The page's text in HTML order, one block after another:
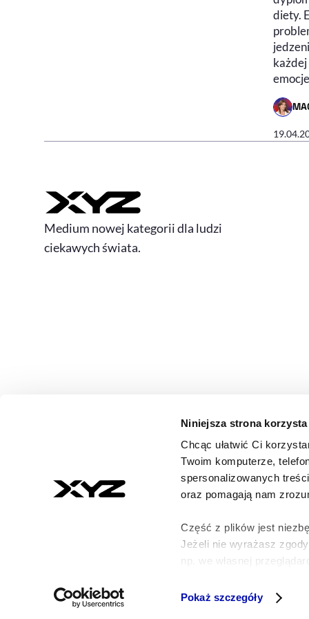
Niniejsza strona
Chcąc ułatwić Ci
Twoim komputerze,
spersonalizowanych
oraz pomagają nam
Część z plików jest
Jeżeli nie wyrażasz
np. we własnej
Szczegółowe informacje
Pokaż szczegóły
diety.
-
Medium nowej kategorii dla ludzi
ciekawych świata.
© 2026 XYZ. Wszystkie prawa zastrzeżone
ISSN 3071-8147